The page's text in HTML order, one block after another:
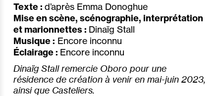
Texte : d’après Emma Donoghue
Mise en scène, scénographie, interprétation
et marionnettes : Dinaïg Stall
Musique : Encore inconnu
Éclairage : Encore inconnu
Dinaïg Stall remercie Oboro pour une
résidence de création à venir en mai-juin 2023,
ainsi que Casteliers.